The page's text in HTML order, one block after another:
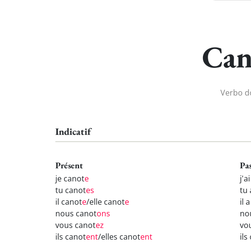
Verbo
Indicatif
Présent
je canote
tu canotes
il canote/elle canote
nous canotons
vous canotez
ils canotent/elles canotent
tu
il
ils